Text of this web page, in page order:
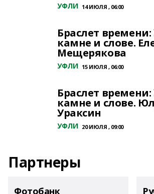
УФЛИ 14 ИЮЛЯ , 06:00
Браслет
камне и слове.
Мещерякова
УФЛИ 15 ИЮЛЯ , 06:00
Браслет
камне и слове.
Ураксин
УФЛИ 20 ИЮЛЯ , 09:00
Партнеры
Фотобанк